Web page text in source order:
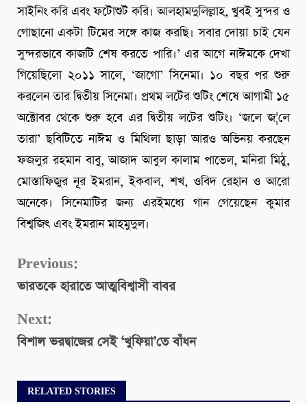
সাইনিং করি এবং ফটোশুট করি। আলহামদুলিল্লাহ, খুবই সুন্দর ও
গোছানো একটা টিমের সঙ্গে কাজ করছি। সবার দোয়া চাই যেন
সুন্দরভাবে কাজটি শেষ করতে পারি।’ এর আগে নাঈমকে দেখা
গিয়েছিলো ২০১১ সালে, ‘জাগো’ সিনেমা। ১০ বছর পর শুরু
করলেন তার দ্বিতীয় সিনেমা। প্রথম লটের শুটিং শেষে আগামী ১৫
অক্টোবর থেকে শুরু হবে এর দ্বিতীয় লটের শুটিং। ‘জলে জ¦লে
তারা’ ছবিটিতে নাঈম ও মিথিলা ছাড়া আরও অভিনয় করছেন
ফজলুর রহমান বাবু, আজাদ আবুল কালাম পাভেল, মনিরা মিঠু,
মোস্তাফিজুর নূর ইমরান, ইকবাল, শখ, ওবিদ রেহান ও আরো
অনেকে। সিনেমাটির জন্য এরইমধ্যে গান গেয়েছেন কুমার
বিশ্বজিৎ এবং ইমরান মাহমুদুল।
Continue
Reading
Previous:
ভারতকে হারাতে আত্মবিশ্বাসী বাবর
Next:
বিশাল ভরদ্বাজের সেই ‘খুফিয়া’তে বাঁধন
RELATED STORIES